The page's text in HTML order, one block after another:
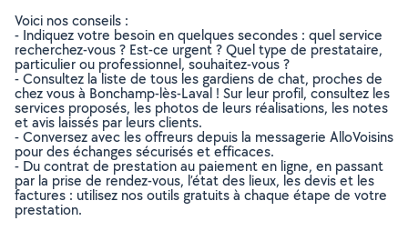
Voici nos conseils :
- Indiquez votre besoin en quelques secondes : quel service
recherchez-vous ? Est-ce urgent ? Quel type de prestataire,
particulier ou professionnel, souhaitez-vous ?
- Consultez la liste de tous les gardiens de chat, proches de
chez vous à Bonchamp-lès-Laval ! Sur leur profil, consultez les
services proposés, les photos de leurs réalisations, les notes
et avis laissés par leurs clients.
- Conversez avec les offreurs depuis la messagerie AlloVoisins
pour des échanges sécurisés et efficaces.
- Du contrat de prestation au paiement en ligne, en passant
par la prise de rendez-vous, l’état des lieux, les devis et les
factures : utilisez nos outils gratuits à chaque étape de votre
prestation.